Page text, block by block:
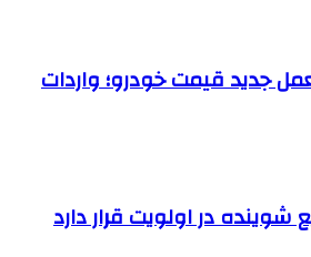
جدید قیمت خودرو؛ واردات
شوینده در اولویت قرار دارد